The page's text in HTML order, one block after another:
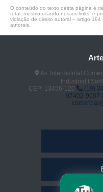
O conteúdo do texto desta página é
total, mesmo citando nossos links, é
violação de direito autoral – artigo 184
autorais
Av. Interdistrital
Industrial I
CEP: 13456-120
(19)
97402-9007